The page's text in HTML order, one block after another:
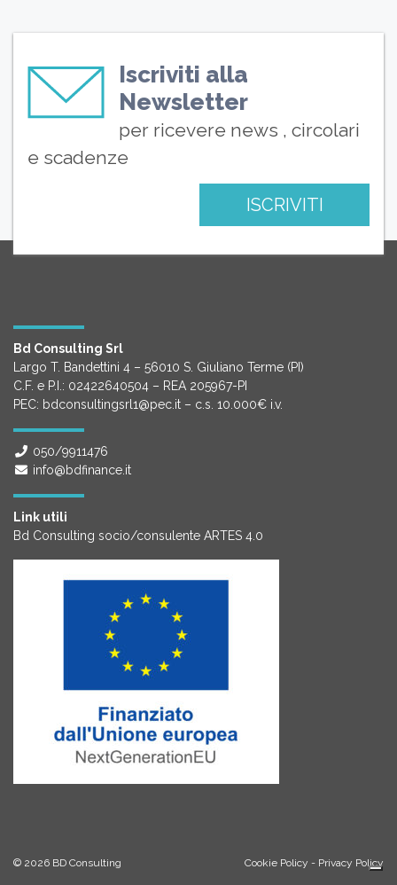
Iscriviti alla
Newsletter
per ricevere news , circolari
e scadenze
ISCRIVITI
Bd Consulting Srl
Largo T. Bandettini 4 – 56010 S. Giuliano Terme (PI)
C.F. e P.I.: 02422640504 – REA 205967-PI
PEC: bdconsultingsrl1@pec.it – c.s. 10.000€ i.v.
050/9911476
info@bdfinance.it
Link utili
Bd Consulting socio/consulente ARTES 4.0
© 2026 BD Consulting Cookie Policy - Privacy Policy